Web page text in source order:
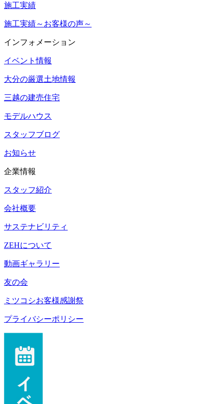
施工実績
施工実績～お客様の声～
インフォメーション
イベント情報
大分の厳選土地情報
三越の建売住宅
モデルハウス
スタッフブログ
お知らせ
企業情報
スタッフ紹介
会社概要
サステナビリティ
ZEHについて
動画ギャラリー
友の会
ミツコシお客様感謝祭
プライバシーポリシー